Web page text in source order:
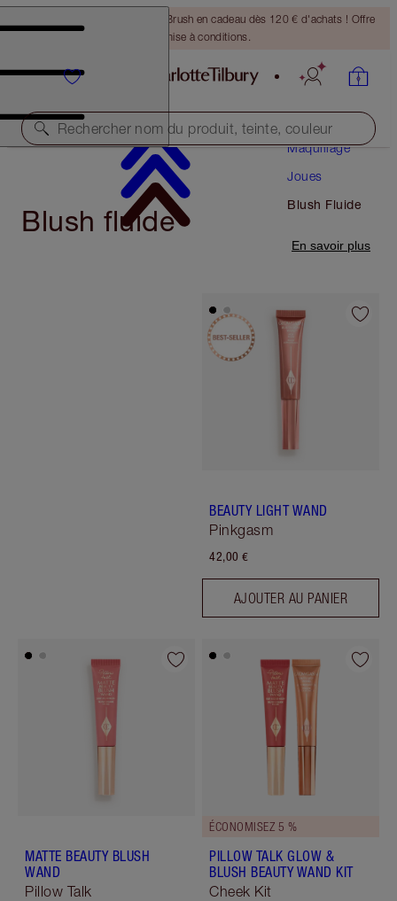
Recevez un pinceau Bronzing Brush en cadeau dès 120 € d'achats ! Offre
soumise à conditions.
Rechercher nom du produit, teinte, couleur
Maquillage
Joues
Blush Fluide
Blush fluide
En savoir plus
BEAUTY LIGHT WAND
Pinkgasm
42,00 €
AJOUTER AU PANIER
MATTE BEAUTY BLUSH
WAND
Pillow Talk
ÉCONOMISEZ 5 %
PILLOW TALK GLOW &
BLUSH BEAUTY WAND KIT
Cheek Kit